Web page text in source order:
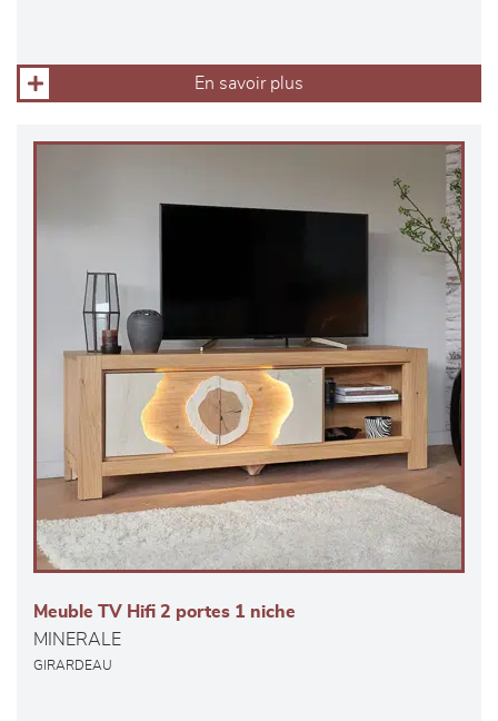
En savoir plus
Meuble TV Hifi 2 portes 1 niche
MINERALE
GIRARDEAU